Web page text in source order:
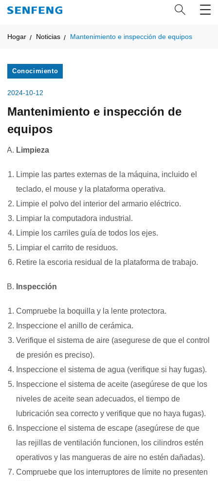
Hogar Noticias Mantenimiento e inspección de equipos
Conocimiento
2024-10-12
Mantenimiento e inspección de
equipos
Limpieza
Limpie las partes externas de la máquina, incluido el
teclado, el mouse y la plataforma operativa.
Limpie el polvo del interior del armario eléctrico.
Limpiar la computadora industrial.
Limpie los carriles guía de todos los ejes.
Limpiar el carrito de residuos.
Retire la escoria residual de la plataforma de trabajo.
Inspección
Compruebe la boquilla y la lente protectora.
Inspeccione el anillo de cerámica.
Verifique el sistema de aire (asegurese de que el control
de presión es preciso).
Inspeccione el sistema de agua (verifique si hay fugas).
Inspeccione el sistema de aceite (asegúrese de que los
niveles de aceite sean adecuados, el tiempo de
lubricación sea correcto y verifique que no haya fugas).
Inspeccione el sistema de escape (asegúrese de que
las rejillas de ventilación funcionen, los cilindros estén
operativos y las mangueras de aire no estén dañadas).
Compruebe que los interruptores de límite no presenten